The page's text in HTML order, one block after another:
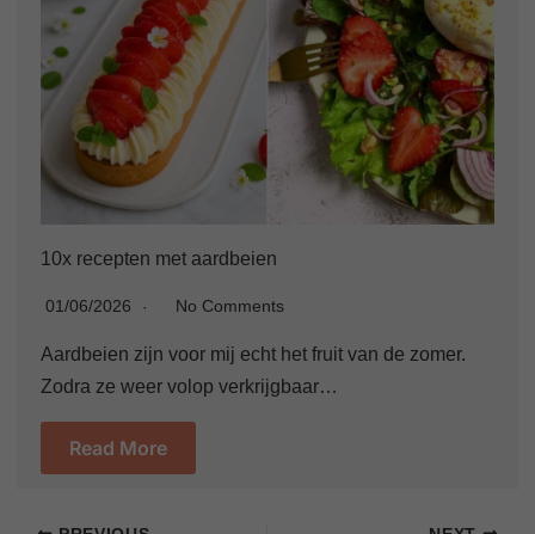
10x recepten met aardbeien
01/06/2026 No Comments
Aardbeien zijn voor mij echt het fruit van de zomer.
Zodra ze weer volop verkrijgbaar…
Read More